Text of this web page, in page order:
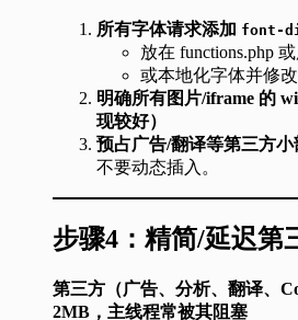
所有字体请求添加 font-
放在 functions.php
或本地化字体并修
明确所有图片/iframe 的
现较好）
预占广告/翻译等第三方
不要动态插入。
步骤4： 精简/延迟第
第三方（广告、分析、翻译、
2MB，主线程常被其阻塞